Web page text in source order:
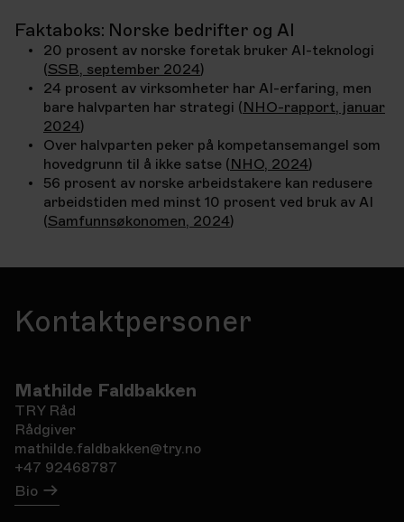
Faktaboks: Norske bedrifter og AI
20 prosent av norske foretak bruker AI-teknologi
(SSB, september 2024)
24 prosent av virksomheter har AI-erfaring, men
bare halvparten har strategi (NHO-rapport, januar
2024)
Over halvparten peker på kompetansemangel som
hovedgrunn til å ikke satse (NHO, 2024)
56 prosent av norske arbeidstakere kan redusere
arbeidstiden med minst 10 prosent ved bruk av AI
(Samfunnsøkonomen, 2024)
Kontaktpersoner
Mathilde Faldbakken
TRY Råd
Rådgiver
mathilde.faldbakken@try.no
+47 92468787
Bio